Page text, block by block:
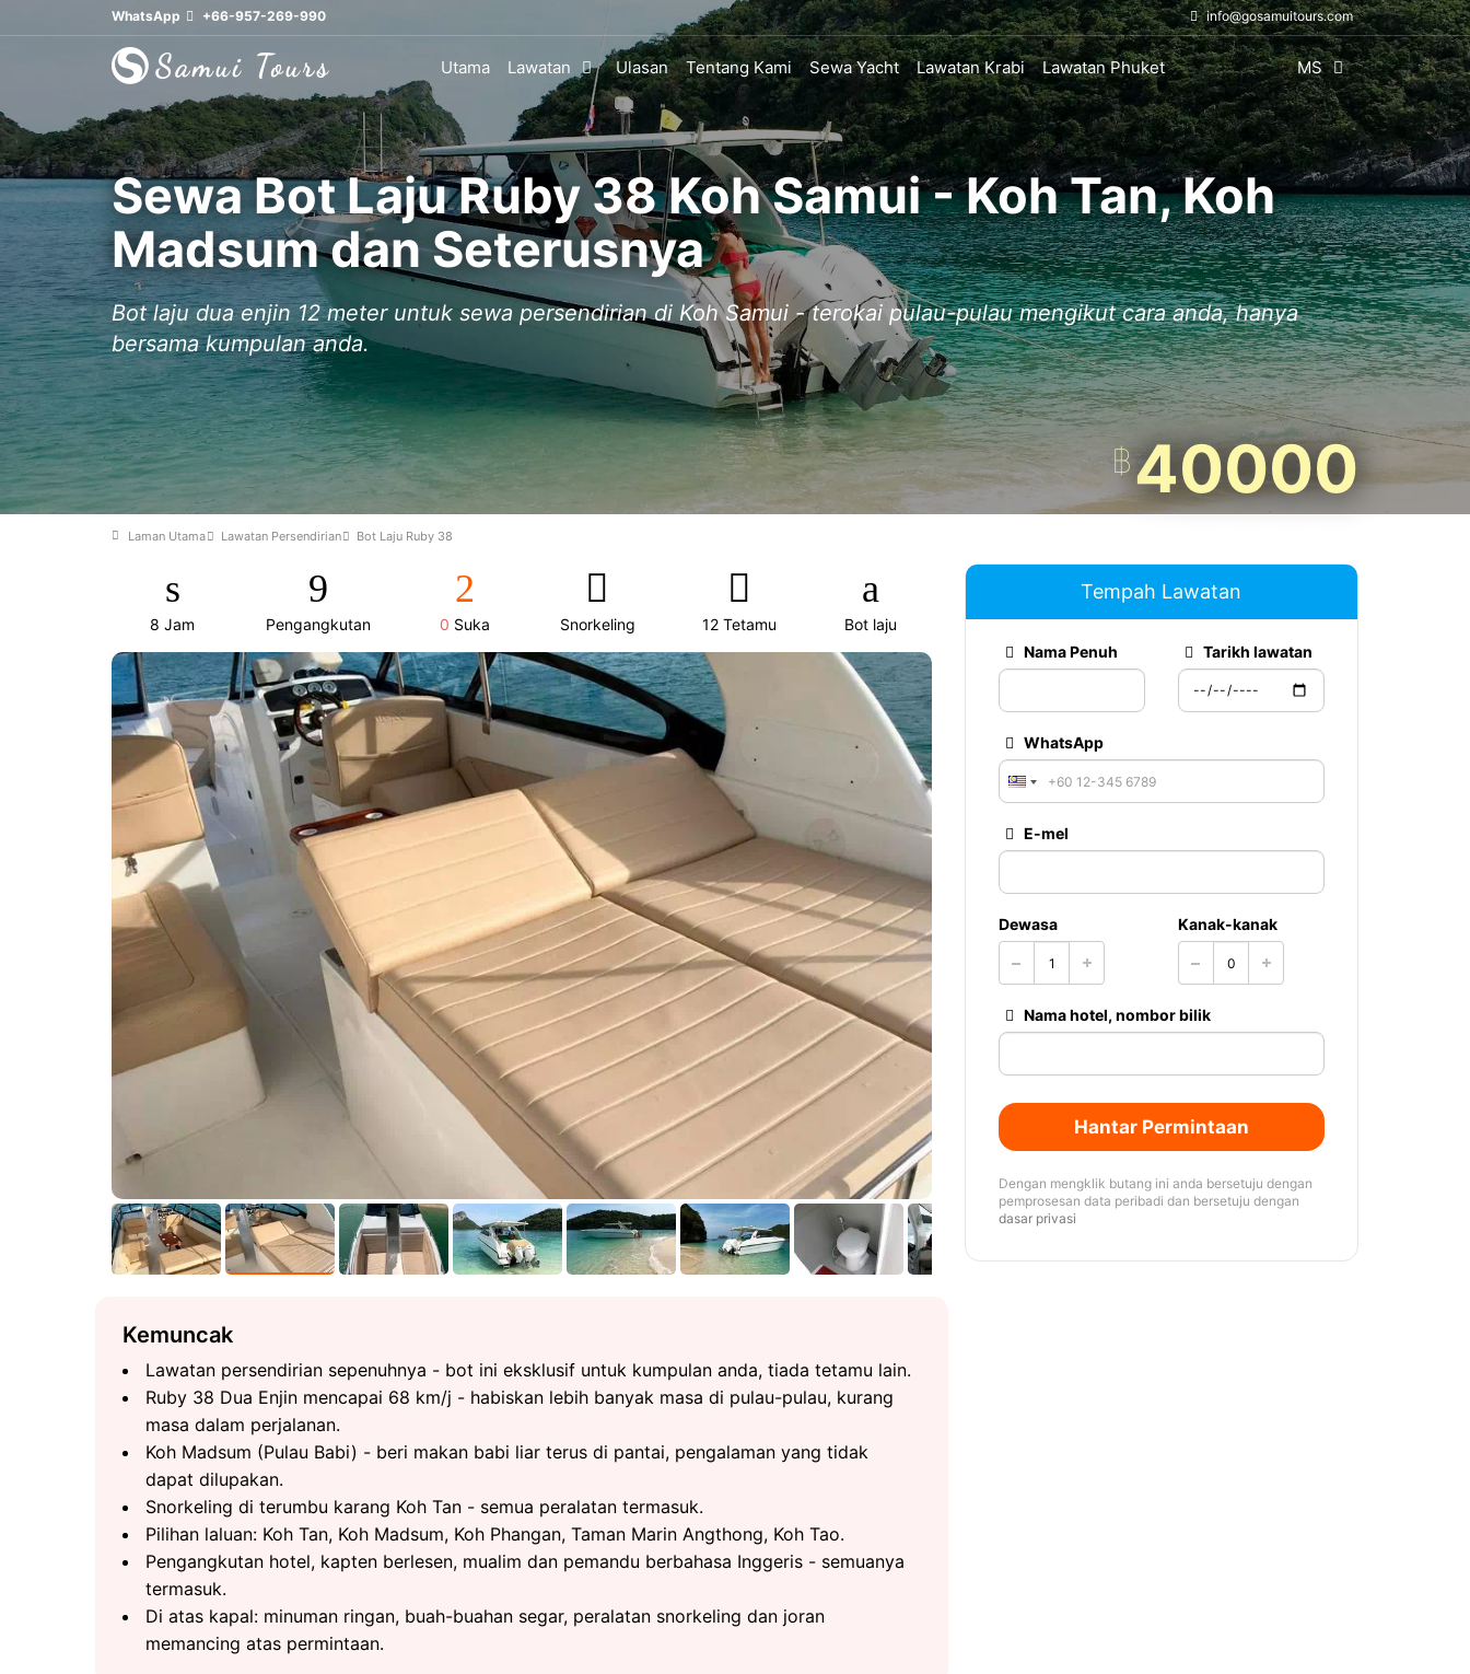
WhatsApp +66-957-269-990 info@gosamuitours.com
Utama Lawatan Ulasan Tentang Kami Sewa Yacht Lawatan Krabi Lawatan Phuket MS
Sewa Bot Laju Ruby 38 Koh Samui - Koh Tan, Koh
Madsum dan Seterusnya
Bot laju dua enjin 12 meter untuk sewa persendirian di Koh Samui - terokai pulau-pulau mengikut cara anda, hanya
bersama kumpulan anda.
฿40000
Laman Utama Lawatan Persendirian Bot Laju Ruby 38
8 Jam Pengangkutan 0 Suka Snorkeling 12 Tetamu Bot laju
Kemuncak
Lawatan persendirian sepenuhnya - bot ini eksklusif untuk kumpulan anda, tiada tetamu lain.
Ruby 38 Dua Enjin mencapai 68 km/j - habiskan lebih banyak masa di pulau-pulau, kurang
masa dalam perjalanan.
Koh Madsum (Pulau Babi) - beri makan babi liar terus di pantai, pengalaman yang tidak
dapat dilupakan.
Snorkeling di terumbu karang Koh Tan - semua peralatan termasuk.
Pilihan laluan: Koh Tan, Koh Madsum, Koh Phangan, Taman Marin Angthong, Koh Tao.
Pengangkutan hotel, kapten berlesen, mualim dan pemandu berbahasa Inggeris - semuanya
termasuk.
Di atas kapal: minuman ringan, buah-buahan segar, peralatan snorkeling dan joran
memancing atas permintaan.
Tempah Lawatan
Nama Penuh Tarikh lawatan
WhatsApp
E-mel
Dewasa Kanak-kanak
Nama hotel, nombor bilik
Hantar Permintaan
Dengan mengklik butang ini anda bersetuju dengan
pemprosesan data peribadi dan bersetuju dengan
dasar privasi